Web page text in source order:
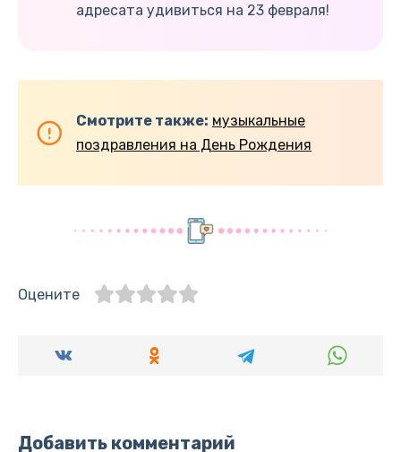
адресата удивиться на 23 февраля!
Смотрите также: музыкальные
поздравления на День Рождения
Оцените
Добавить комментарий